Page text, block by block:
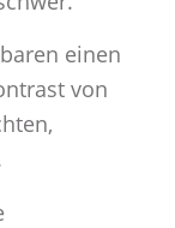
einen
von